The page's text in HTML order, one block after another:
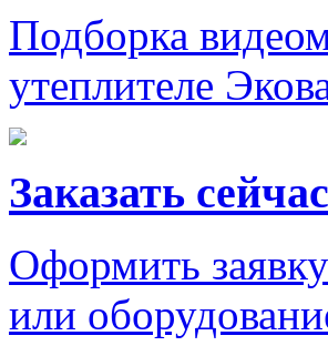
Подборка
утеплителе
Заказать сейчас
Оформить
или